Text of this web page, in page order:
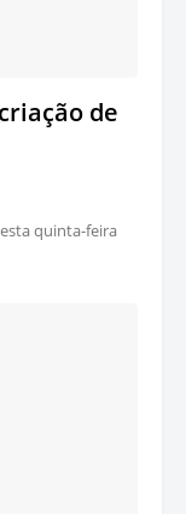
de
quinta-feira